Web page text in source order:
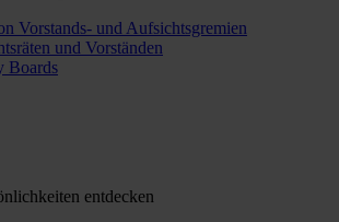
Vorstands- und Aufsichtsgremien
und Vorständen
Boards
entdecken